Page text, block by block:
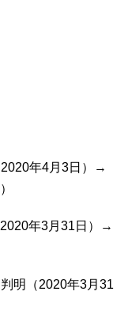
2020年4月3日）→
年3月31日）→
明（2020年3月31